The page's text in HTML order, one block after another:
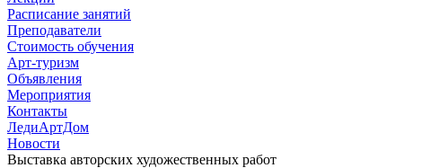
Расписание занятий
Преподаватели
Стоимость обучения
Арт-туризм
Объявления
Мероприятия
Контакты
ЛедиАртДом
Новости
Выставка авторских художественных работ